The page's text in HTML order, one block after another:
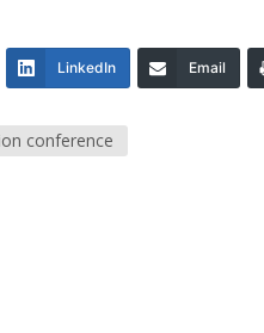
LinkedIn Email
conference